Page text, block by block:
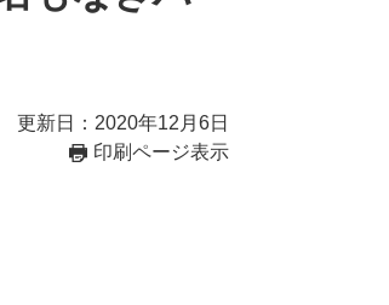
更新日：2020年12月6日
印刷ページ表示